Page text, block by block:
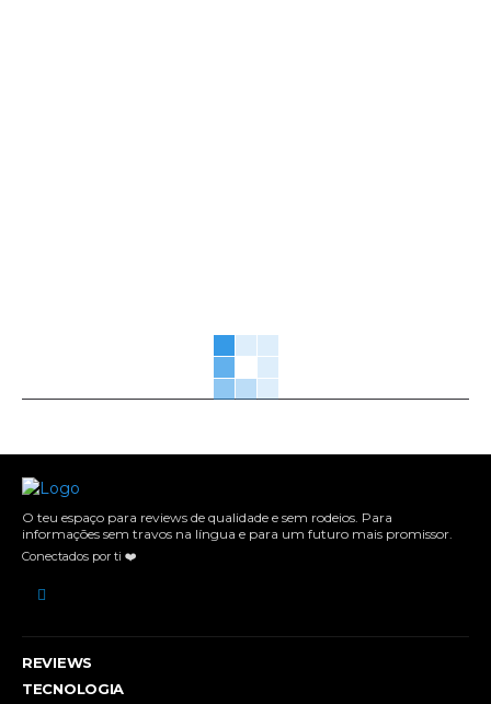
O teu espaço para reviews de qualidade e sem rodeios. Para
informações sem travos na língua e para um futuro mais promissor.
Conectados por ti ❤️
REVIEWS
TECNOLOGIA